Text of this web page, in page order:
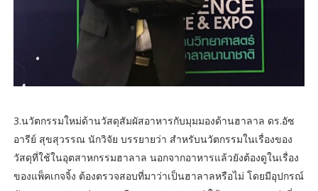
3.นวัตกรรมใหม่ด้านวัสดุสัมผัสอาหารกับมุมมองด้านฮาลาล ดร.อัซ
อารีย์ สุขสุวรรณ นักวิจัย บรรยายว่า สำหรับนวัตกรรมในเรื่องของ
วัสดุที่ใช้ในอุตสาหกรรมฮาลาล นอกจากอาหารแล้วยังต้องดูในเรื่อง
ของแพ็คเกจจิ้ง ต้องตรวจสอบที่มาว่าเป็นฮาลาลหรือไม่ โดยมีอุปกรณ์